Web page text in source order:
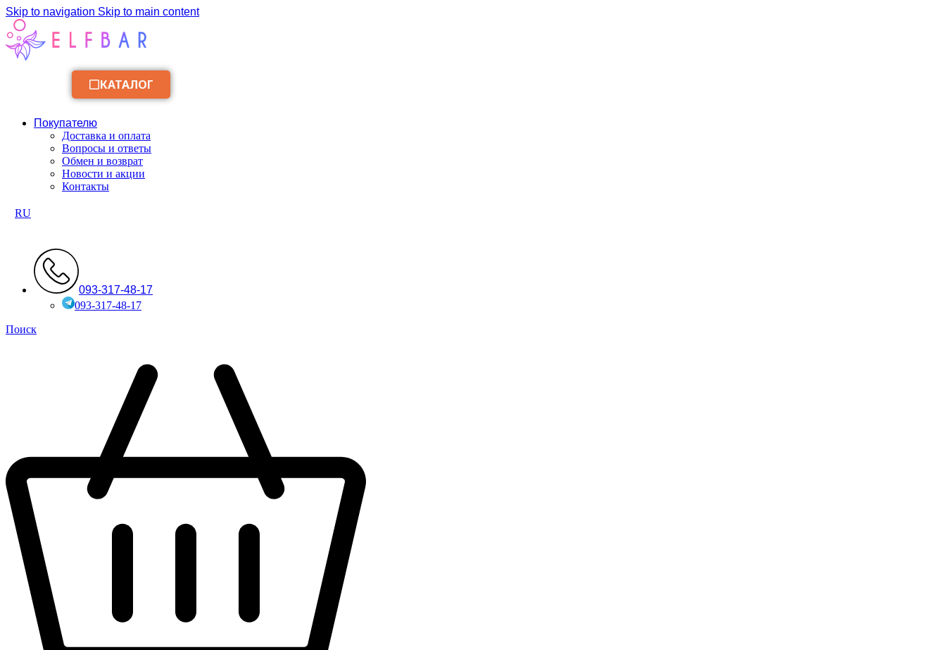
Skip to navigation Skip to main content
КАТАЛОГ
Покупателю
Доставка и оплата
Вопросы и ответы
Обмен и возврат
Новости и акции
Контакты
RU
093-317-48-17
093-317-48-17
Поиск